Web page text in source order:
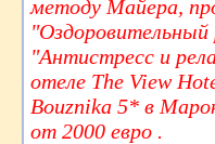
методу Майера,
"Антистресс и
отеле The View
Bouznika 5* в
от 2000 евро .